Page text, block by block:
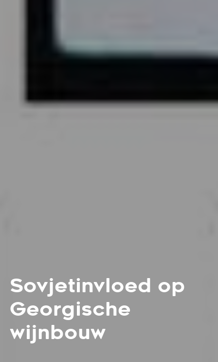
Sovjetinvloed op
Georgische
wijnbouw